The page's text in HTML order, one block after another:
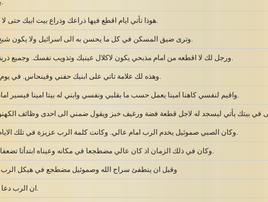
يحتقرونني يصغرون.
هوذا تأتي ايام اقطع فيها ذراعك وذراع بيت ابيك حتى لا يكون شيخ في بيتك.
وترى ضيق المسكن في كل ما يحسن به الى اسرائيل ولا يكون شيخ في بيتك كل الايام.
ورجل لك لا اقطعه من امام مذبحي يكون لاكلال عينيك وتذويب نفسك. وجميع ذرية بيتك يموتون شبانا.
وهذه لك علامة تاتي على ابنيك حفني وفينحاس. في يوم واحد يموتان كلاهما.
واقيم لنفسي كاهنا امينا يعمل حسب ما بقلبي ونفسي وابني له بيتا امينا فيسير امام مسيحي كل الايام.
في بيتك يأتي ليسجد له لاجل قطعة فضة ورغيف خبز ويقول ضمني الى احدى وظائف
وكان الصبي صموئيل يخدم الرب امام عالي. وكانت كلمة الرب عزيزة في تلك الايام. لم تكن رؤيا كثيرا.
وكان في ذلك الزمان اذ كان عالي مضطجعا في مكانه وعيناه ابتدأتا تضعفان. لم يقدر ان يبصر.
وقبل ان ينطفئ سراج الله وصموئيل مضطجع في هيكل الرب
ان الرب دعا صموئيل فقال هانذا.